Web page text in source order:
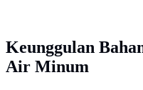
Keunggulan
Air Minum